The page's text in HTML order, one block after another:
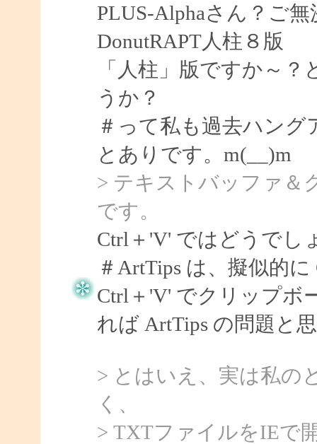
PLUS-Alphaさん？ご
DonutRAPT人柱８版
「人柱」版ですか～
うか？
＃って私も過去ハン
とありです。m(__)m
> テキストバッファ＆
です。
Ctrl＋'V' ではどうでし
＃ArtTips は、擬似的
Ctrl＋'V' でクリップボ
れば ArtTips の問題と
> とはいえ、実は私の
く、
> TXTファイルをIEで